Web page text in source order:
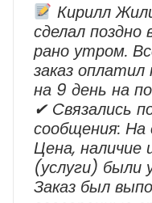
Кирилл
сделал поздно
рано утром.
заказ
на 9 день на
✔ Cвязались
сообщения:
Цена, наличие
(услуги) были
Заказ был